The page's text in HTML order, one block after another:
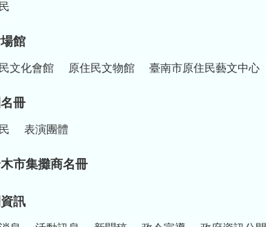
館
文化會館 原住民文物館 臺南市原住民藝文中心
冊
表演團體
市集攤商名冊
訊